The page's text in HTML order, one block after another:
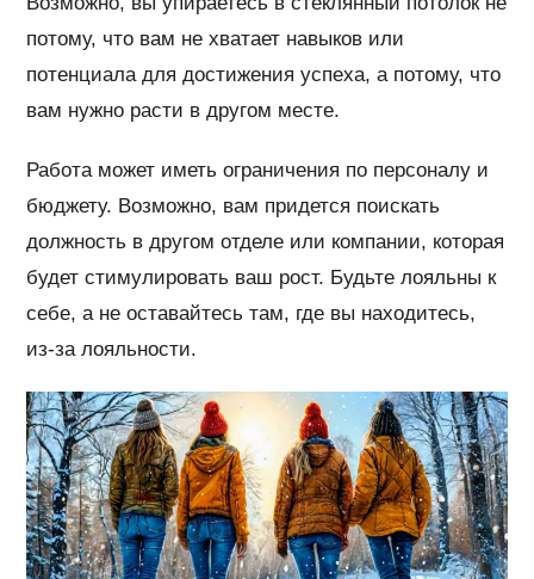
потому, что вам не хватает навыков или
потенциала для достижения успеха, а потому, что
вам нужно расти в другом месте.
Работа может иметь ограничения по персоналу и
бюджету. Возможно, вам придется поискать
должность в другом отделе или компании, которая
будет стимулировать ваш рост. Будьте лояльны к
себе, а не оставайтесь там, где вы находитесь,
из-за лояльности.